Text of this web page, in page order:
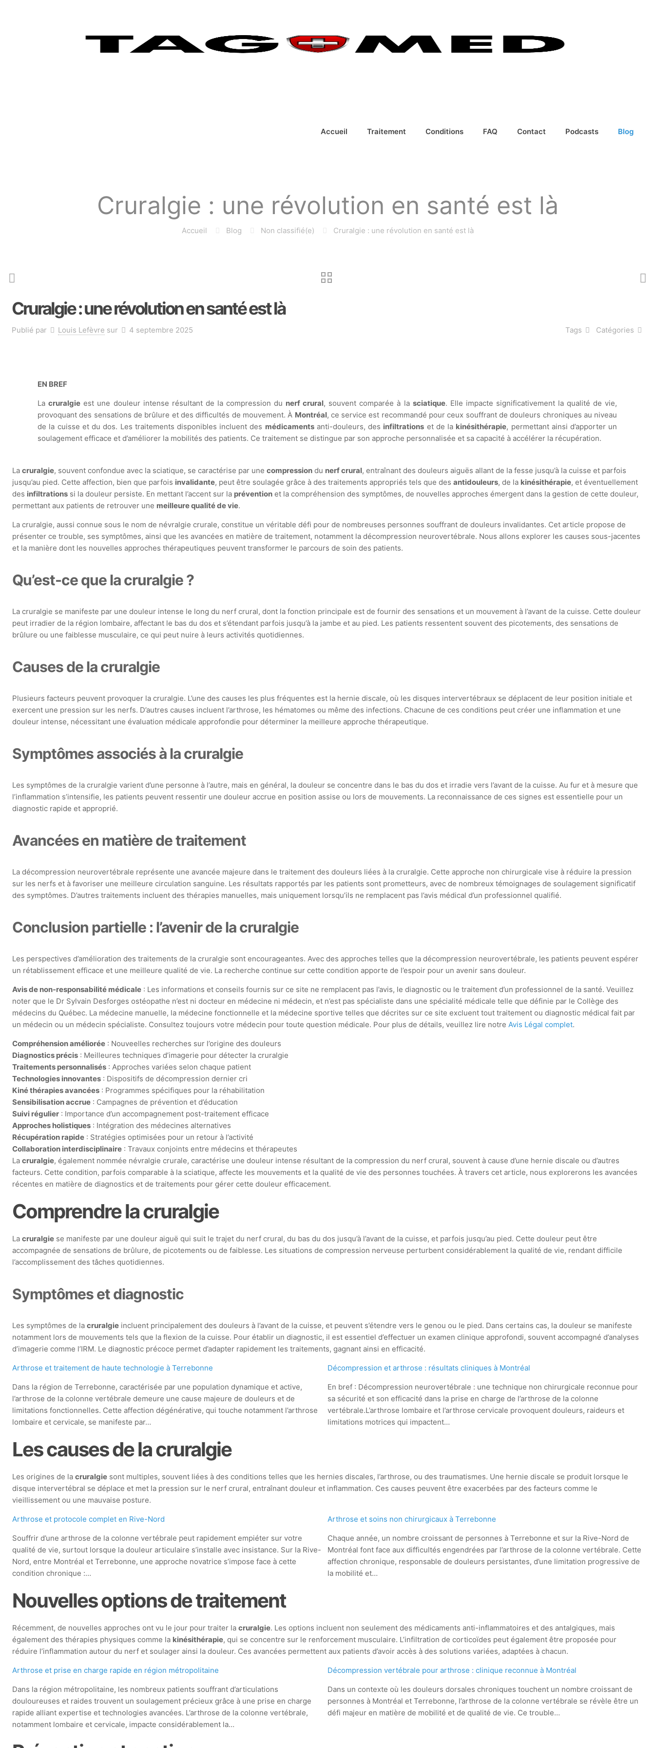
Accueil Traitement Conditions FAQ Contact Podcasts Blog
Cruralgie : une révolution en santé est là
Accueil Blog Non classifié(e) Cruralgie : une révolution en santé est là
Cruralgie : une révolution en santé est là
Publié par Louis Lefèvre sur 4 septembre 2025 Catégories
Tags
EN BREF
Lacruralgie est une douleur intense résultant de la compression du nerf crural, souvent comparée à la sciatique. Elle impacte significativement la qualité de vie,
provoquant des sensations de brûlure et des difficultés de mouvement. À Montréal, ce service est recommandé pour ceux souffrant de douleurs chroniques au niveau
de la cuisse et du dos. Les traitements disponibles incluent des médicamentsanti-douleurs, des infiltrations et de la kinésithérapie, permettant ainsi d’apporter un
soulagement efficace et d’améliorer la mobilités des patients. Ce traitement se distingue par son approche personnalisée et sa capacité à accélérer la récupération.
Lacruralgie, souvent confondue avec la sciatique, se caractérise par unecompression du nerf crural, entraînant des douleurs aiguës allant de la fesse jusqu’à la cuisse et parfois
jusqu’au pied. Cette affection, bien que parfois invalidante, peut être soulagée grâce à des traitements appropriés tels que desantidouleurs, de la kinésithérapie, et éventuellement
des infiltrations si la douleur persiste. En mettant l’accent sur la prévention et la compréhension des symptômes, de nouvelles approches émergent dans la gestion de cette douleur,
permettant aux patients de retrouver une meilleure qualité de vie.
La cruralgie, aussi connue sous le nom de névralgie crurale, constitue un véritable défi pour de nombreuses personnes souffrant de douleurs invalidantes. Cet article propose de
présenter ce trouble, ses symptômes, ainsi que les avancées en matière de traitement, notamment la décompression neurovertébrale. Nous allons explorer les causes sous-jacentes
et la manière dont les nouvelles approches thérapeutiques peuvent transformer le parcours de soin des patients.
Qu’est-ce que la cruralgie ?
La cruralgie se manifeste par une douleur intense le long du nerf crural, dont la fonction principale est de fournir des sensations et un mouvement à l’avant de la cuisse. Cette douleur
peut irradier de la région lombaire, affectant le bas du dos et s’étendant parfois jusqu’à la jambe et au pied. Les patients ressentent souvent des picotements, des sensations de
brûlure ou une faiblesse musculaire, ce qui peut nuire à leurs activités quotidiennes.
Causes de la cruralgie
Plusieurs facteurs peuvent provoquer la cruralgie. L’une des causes les plus fréquentes est la hernie discale, où les disques intervertébraux se déplacent de leur position initiale et
exercent une pression sur les nerfs. D’autres causes incluent l’arthrose, les hématomes ou même des infections. Chacune de ces conditions peut créer une inflammation et une
douleur intense, nécessitant une évaluation médicale approfondie pour déterminer la meilleure approche thérapeutique.
Symptômes associés à la cruralgie
Les symptômes de la cruralgie varient d’une personne à l’autre, mais en général, la douleur se concentre dans le bas du dos et irradie vers l’avant de la cuisse. Au fur et à mesure que
l’inflammation s’intensifie, les patients peuvent ressentir une douleur accrue en position assise ou lors de mouvements. La reconnaissance de ces signes est essentielle pour un
diagnostic rapide et approprié.
Avancées en matière de traitement
La décompression neurovertébrale représente une avancée majeure dans le traitement des douleurs liées à la cruralgie. Cette approche non chirurgicale vise à réduire la pression
sur les nerfs et à favoriser une meilleure circulation sanguine. Les résultats rapportés par les patients sont prometteurs, avec de nombreux témoignages de soulagement significatif
des symptômes. D’autres traitements incluent des thérapies manuelles, mais uniquement lorsqu’ils ne remplacent pas l’avis médical d’un professionnel qualifié.
Conclusion partielle : l’avenir de la cruralgie
Les perspectives d’amélioration des traitements de la cruralgie sont encourageantes. Avec des approches telles que la décompression neurovertébrale, les patients peuvent espérer
un rétablissement efficace et une meilleure qualité de vie. La recherche continue sur cette condition apporte de l’espoir pour un avenir sans douleur.
Avis de non-responsabilité médicale : Les informations et conseils fournis sur ce site ne remplacent pas l’avis, le diagnostic ou le traitement d’un professionnel de la santé. Veuillez
noter que le Dr Sylvain Desforges ostéopathe n’est ni docteur en médecine ni médecin, et n’est pas spécialiste dans une spécialité médicale telle que définie par le Collège des
médecins du Québec. La médecine manuelle, la médecine fonctionnelle et la médecine sportive telles que décrites sur ce site excluent tout traitement ou diagnostic médical fait par
un médecin ou un médecin spécialiste. Consultez toujours votre médecin pour toute question médicale. Pour plus de détails, veuillez lire notreAvis Légal complet.
Compréhension améliorée : Nouveelles recherches sur l’origine des douleurs
Diagnostics précis : Meilleures techniques d’imagerie pour détecter la cruralgie
Traitements personnalisés : Approches variées selon chaque patient
Technologies innovantes : Dispositifs de décompression dernier cri
Kiné thérapies avancées : Programmes spécifiques pour la réhabilitation
Sensibilisation accrue : Campagnes de prévention et d’éducation
Suivi régulier : Importance d’un accompagnement post-traitement efficace
Approches holistiques : Intégration des médecines alternatives
Récupération rapide : Stratégies optimisées pour un retour à l’activité
Collaboration interdisciplinaire : Travaux conjoints entre médecins et thérapeutes
Lacruralgie, également nommée névralgie crurale, caractérise une douleur intense résultant de la compression du nerf crural, souvent à cause d’une hernie discale ou d’autres
facteurs. Cette condition, parfois comparable à la sciatique, affecte les mouvements et la qualité de vie des personnes touchées. À travers cet article, nous explorerons les avancées
récentes en matière de diagnostics et de traitements pour gérer cette douleur efficacement.
Comprendre la cruralgie
Lacruralgie se manifeste par une douleur aiguë qui suit le trajet du nerf crural, du bas du dos jusqu’à l’avant de la cuisse, et parfois jusqu’au pied. Cette douleur peut être
accompagnée de sensations de brûlure, de picotements ou de faiblesse. Les situations de compression nerveuse perturbent considérablement la qualité de vie, rendant difficile
l’accomplissement des tâches quotidiennes.
Symptômes et diagnostic
Les symptômes de lacruralgie incluent principalement des douleurs à l’avant de la cuisse, et peuvent s’étendre vers le genou ou le pied. Dans certains cas, la douleur se manifeste
notamment lors de mouvements tels que la flexion de la cuisse. Pour établir un diagnostic, il est essentiel d’effectuer un examen clinique approfondi, souvent accompagné d’analyses
d’imagerie comme l’IRM. Le diagnostic précoce permet d’adapter rapidement les traitements, gagnant ainsi en efficacité.
Arthrose et traitement de haute technologie à Terrebonne
Dans la région de Terrebonne, caractérisée par une population dynamique et active,
l’arthrose de la colonne vertébrale demeure une cause majeure de douleurs et de
limitations fonctionnelles. Cette affection dégénérative, qui touche notamment l’arthrose
lombaire et cervicale, se manifeste par…
Décompression et arthrose : résultats cliniques à Montréal
En bref : Décompression neurovertébrale : une technique non chirurgicale reconnue pour
sa sécurité et son efficacité dans la prise en charge de l’arthrose de la colonne
vertébrale.L’arthrose lombaire et l’arthrose cervicale provoquent douleurs, raideurs et
limitations motrices qui impactent…
Les causes de la cruralgie
Les origines de lacruralgie sont multiples, souvent liées à des conditions telles que les hernies discales, l’arthrose, ou des traumatismes. Une hernie discale se produit lorsque le
disque intervertébral se déplace et met la pression sur le nerf crural, entraînant douleur et inflammation. Ces causes peuvent être exacerbées par des facteurs comme le
vieillissement ou une mauvaise posture.
Arthrose et protocole complet en Rive-Nord
Souffrir d’une arthrose de la colonne vertébrale peut rapidement empiéter sur votre
qualité de vie, surtout lorsque la douleur articulaire s’installe avec insistance. Sur la Rive-
Nord, entre Montréal et Terrebonne, une approche novatrice s’impose face à cette
condition chronique :…
Arthrose et soins non chirurgicaux à Terrebonne
Chaque année, un nombre croissant de personnes à Terrebonne et sur la Rive-Nord de
Montréal font face aux difficultés engendrées par l’arthrose de la colonne vertébrale. Cette
affection chronique, responsable de douleurs persistantes, d’une limitation progressive de
la mobilité et…
Nouvelles options de traitement
Récemment, de nouvelles approches ont vu le jour pour traiter lacruralgie. Les options incluent non seulement des médicaments anti-inflammatoires et des antalgiques, mais
également des thérapies physiques comme la kinésithérapie, qui se concentre sur le renforcement musculaire. L’infiltration de corticoïdes peut également être proposée pour
réduire l’inflammation autour du nerf et soulager ainsi la douleur. Ces avancées permettent aux patients d’avoir accès à des solutions variées, adaptées à chacun.
Arthrose et prise en charge rapide en région métropolitaine
Dans la région métropolitaine, les nombreux patients souffrant d’articulations
douloureuses et raides trouvent un soulagement précieux grâce à une prise en charge
rapide alliant expertise et technologies avancées. L’arthrose de la colonne vertébrale,
notamment lombaire et cervicale, impacte considérablement la…
Décompression vertébrale pour arthrose : clinique reconnue à Montréal
Dans un contexte où les douleurs dorsales chroniques touchent un nombre croissant de
personnes à Montréal et Terrebonne, l’arthrose de la colonne vertébrale se révèle être un
défi majeur en matière de mobilité et de qualité de vie. Ce trouble…